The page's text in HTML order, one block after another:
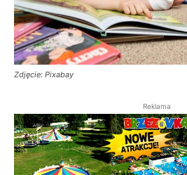
Zdjęcie: Pixabay
Reklama